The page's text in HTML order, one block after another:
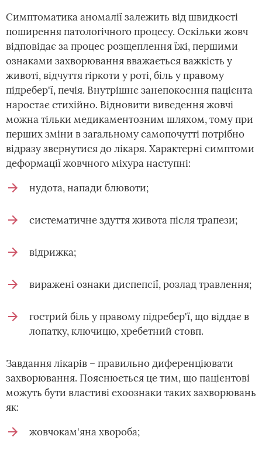
Симптоматика аномалії залежить від швидкості
поширення патологічного процесу. Оскільки жовч
відповідає за процес розщеплення їжі, першими
ознаками захворювання вважається важкість у
животі, відчуття гіркоти у роті, біль у правому
підребер'ї, печія. Внутрішнє занепокоєння пацієнта
наростає стихійно. Відновити виведення жовчі
можна тільки медикаментозним шляхом, тому при
перших зміни в загальному самопочутті потрібно
відразу звернутися до лікаря. Характерні симптоми
деформації жовчного міхура наступні:
нудота, напади блювоти;
систематичне здуття живота після трапези;
відрижка;
виражені ознаки диспепсії, розлад травлення;
гострий біль у правому підребер'ї, що віддає в
лопатку, ключицю, хребетний стовп.
Завдання лікарів – правильно диференціювати
захворювання. Пояснюється це тим, що пацієнтові
можуть бути властиві ехоознаки таких захворювань
як:
жовчокам'яна хвороба;